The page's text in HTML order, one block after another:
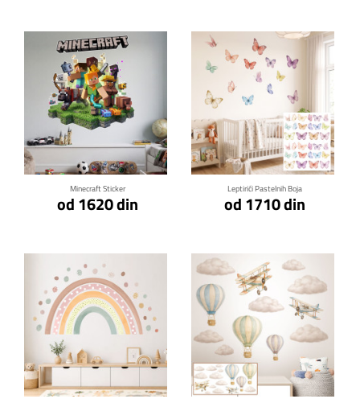
Minecraft Sticker
od 1620 din
Klikni za detalje
Leptirići Pastelnih Boja
od 1710 din
Klikni za detalje
Klikni za detalje Klikni za detalje